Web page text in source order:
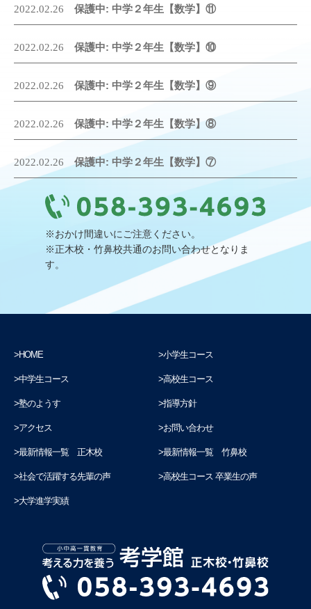
2022.02.26 保護中: 中学２年生【数学】⑪
2022.02.26 保護中: 中学２年生【数学】⑩
2022.02.26 保護中: 中学２年生【数学】⑨
2022.02.26 保護中: 中学２年生【数学】⑧
2022.02.26 保護中: 中学２年生【数学】⑦
※おかけ間違いにご注意ください。
※正木校・竹鼻校共通のお問い合わせとなりま
す。
HOME 小学生コース
中学生コース 高校生コース
塾のようす 指導方針
アクセス お問い合わせ
最新情報一覧 正木校 最新情報一覧 竹鼻校
社会で活躍する先輩の声 高校生コース 卒業生の声
大学進学実績